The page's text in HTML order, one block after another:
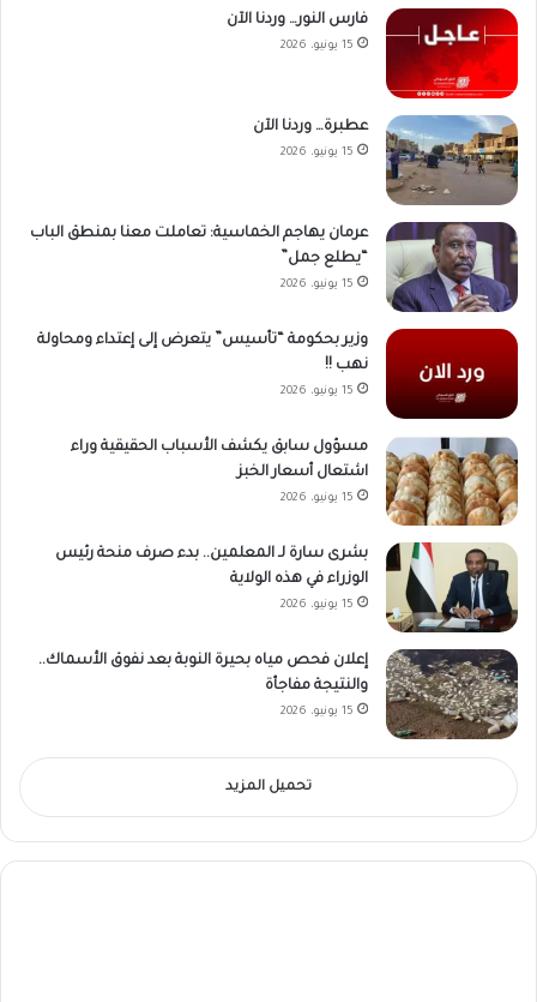
فارس النور… وردنا الآن
15 يونيو، 2026
عطبرة… وردنا الآن
15 يونيو، 2026
عرمان يهاجم الخماسية: تعاملت معنا بمنطق الباب
“يطلع جمل”
15 يونيو، 2026
وزير بحكومة “تأسيس” يتعرض إلى إعتداء ومحاولة
نهب !!
15 يونيو، 2026
مسؤول سابق يكشف الأسباب الحقيقية وراء
اشتعال أسعار الخبز
15 يونيو، 2026
بشرى سارة لـ المعلمين.. بدء صرف منحة رئيس
الوزراء في هذه الولاية
15 يونيو، 2026
إعلان فحص مياه بحيرة النوبة بعد نفوق الأسماك..
والنتيجة مفاجأة
15 يونيو، 2026
تحميل المزيد